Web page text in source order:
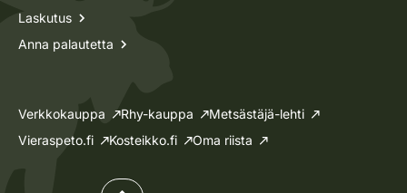
Laskutus
Anna palautetta
Verkkokauppa Rhy-kauppa
Metsästäjä-lehti
Vieraspeto.fi
Kosteikko.fi Oma riista